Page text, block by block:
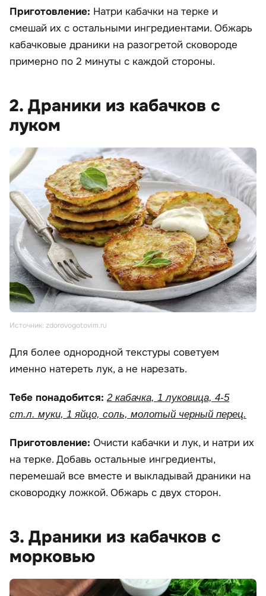
Приготовление: Натри кабачки на терке и
смешай их с остальными ингредиентами. Обжарь
кабачковые драники на разогретой сковороде
примерно по 2 минуты с каждой стороны.
2. Драники из кабачков с
луком
Источник: zdorovogotovim.ru
Для более однородной текстуры советуем
именно натереть лук, а не нарезать.
Тебе понадобится: 2 кабачка, 1 луковица, 4-5
ст.л. муки, 1 яйцо, соль, молотый черный перец.
Приготовление: Очисти кабачки и лук, и натри их
на терке. Добавь остальные ингредиенты,
перемешай все вместе и выкладывай драники на
сковородку ложкой. Обжарь с двух сторон.
3. Драники из кабачков с
морковью